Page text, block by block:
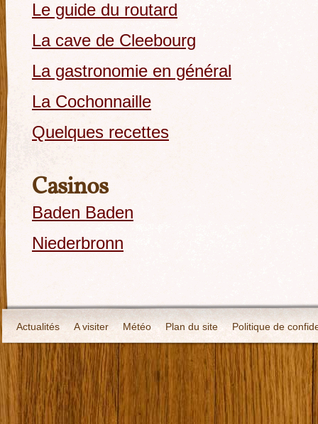
Le guide du routard
La cave de Cleebourg
La gastronomie en général
La Cochonnaille
Quelques recettes
Casinos
Baden Baden
Niederbronn
Actualités A visiter Météo Plan du site Politique de